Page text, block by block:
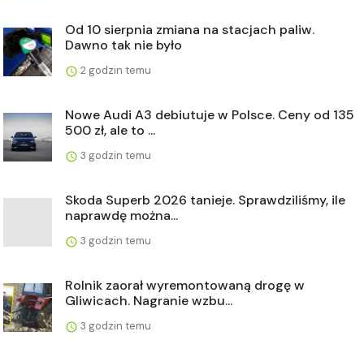
Od 10 sierpnia zmiana na stacjach paliw.
Dawno tak nie było
2 godzin temu
Nowe Audi A3 debiutuje w Polsce. Ceny od 135
500 zł, ale to ...
3 godzin temu
Skoda Superb 2026 tanieje. Sprawdziliśmy, ile
naprawdę można...
3 godzin temu
Rolnik zaorał wyremontowaną drogę w
Gliwicach. Nagranie wzbu...
3 godzin temu